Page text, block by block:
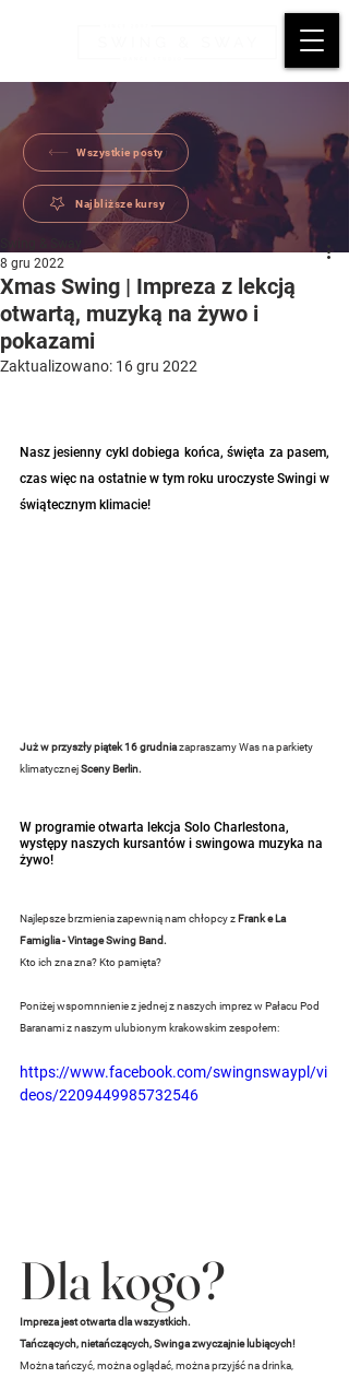
Wszystkie posty
Najbliższe kursy
Xmas Swing | Impreza z lekcją
otwartą, muzyką na żywo i
pokazami
8 gru 2022
Zaktualizowano: 16 gru 2022
Nasz jesienny cykl dobiega końca, święta za pasem,
czas więc na ostatnie w tym roku uroczyste Swingi w
świątecznym klimacie!
Już w przyszły piątek 16 grudnia zapraszamy Was na parkiety
klimatycznej Sceny Berlin.
W programie otwarta lekcja Solo Charlestona,
występy naszych kursantów i swingowa muzyka na
żywo!
Najlepsze brzmienia zapewnią nam chłopcy z Frank e La
Famiglia - Vintage Swing Band.
Kto ich zna zna? Kto pamięta?
Poniżej wspomnnienie z jednej z naszych imprez w Pałacu Pod
Baranami z naszym ulubionym krakowskim zespołem:
https://www.facebook.com/swingnswaypl/vi
deos/2209449985732546
Dla kogo?
Impreza jest otwarta dla wszystkich.
Tańczących, nietańczących, Swinga zwyczajnie lubiących!
Można tańczyć, można oglądać, można przyjść na drinka,